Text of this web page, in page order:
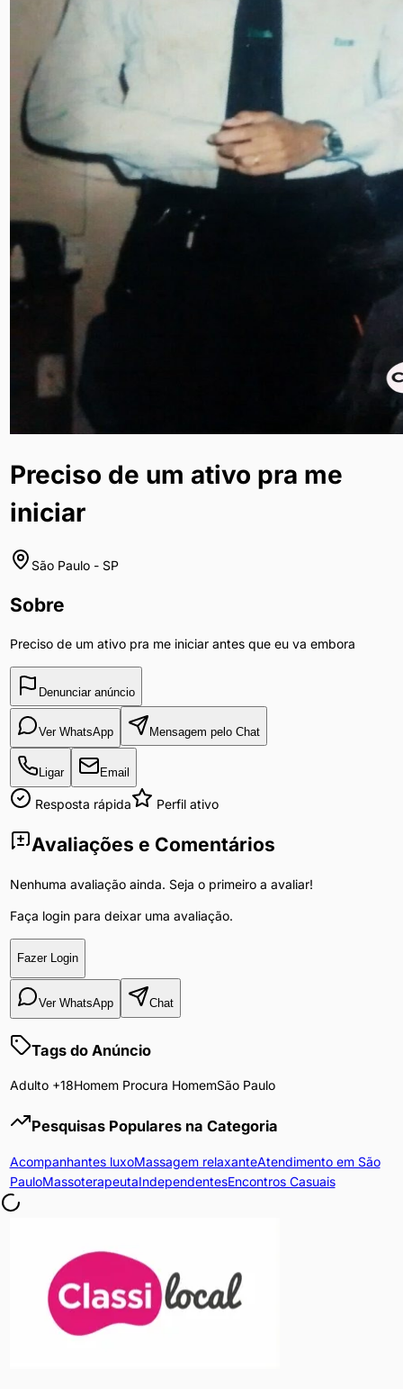
Preciso de um ativo pra me
iniciar
São Paulo- SP
Sobre
Preciso de um ativo pra me iniciar antes que eu va embora
Denunciar anúncio
Ver WhatsApp Mensagem pelo Chat
Ligar Email
Resposta rápida Perfil ativo
Avaliações e Comentários
Nenhuma avaliação ainda. Seja o primeiro a avaliar!
Faça login para deixar uma avaliação.
Fazer Login
Ver WhatsApp Chat
Tags do Anúncio
Adulto +18Homem Procura HomemSão Paulo
Pesquisas Populares na Categoria
Acompanhantes luxoMassagem relaxanteAtendimento em São
PauloMassoterapeutaIndependentesEncontros Casuais